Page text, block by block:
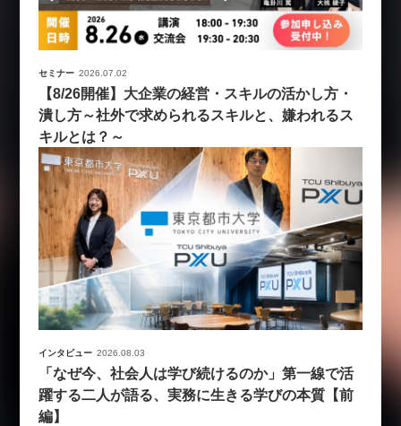
セミナー 2026.07.02
【8/26開催】大企業の経営・スキルの活かし方・
潰し方～社外で求められるスキルと、嫌われるス
キルとは？～
インタビュー 2026.08.03
「なぜ今、社会人は学び続けるのか」第一線で活
躍する二人が語る、実務に生きる学びの本質【前
編】